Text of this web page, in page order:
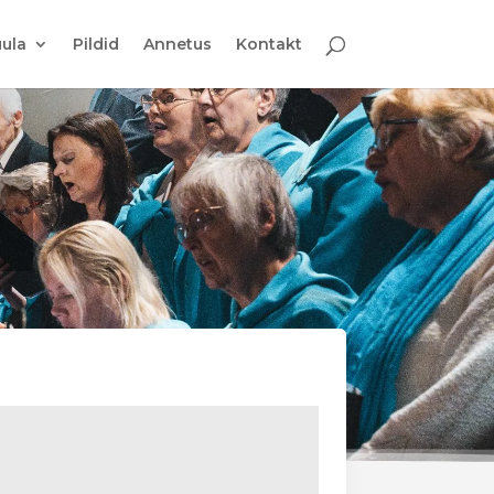
Pildid Annetus Kontakt